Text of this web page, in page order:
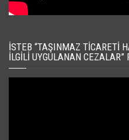
İSTEB “TAŞINMAZ TICARETI
İLGILI UYGULANAN